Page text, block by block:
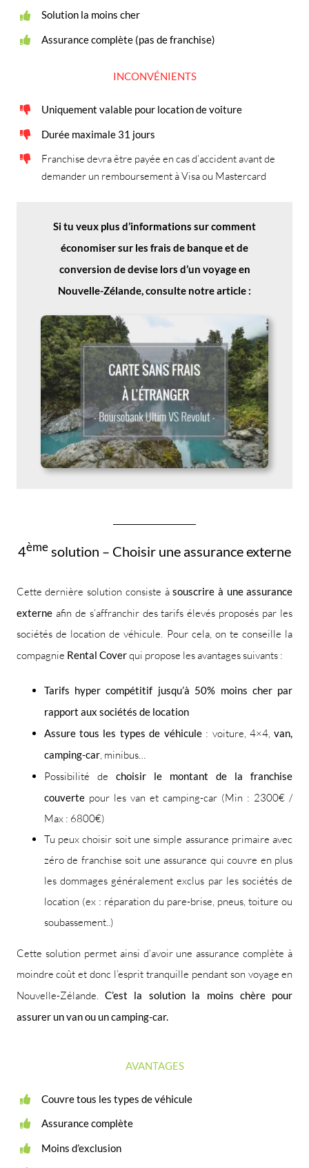
Solution la moins cher
Assurance complète (pas de franchise)
INCONVÉNIENTS
Uniquement valable pour location de voiture
Durée maximale 31 jours
Franchise devra être payée en cas d’accident avant de
demander un remboursement à Visa ou Mastercard
Si tu veux plus d’informations sur comment
économiser sur les frais de banque et de
conversion de devise lors d’un voyage en
Nouvelle-Zélande, consulte notre article :
4ème solution – Choisir une assurance externe
Cette dernière solution consiste àsouscrire à une assurance
externeafin de s’affranchir des tarifs élevés proposés par les
sociétés de location de véhicule. Pour cela, on te conseille la
compagnie Rental Coverqui propose les avantages suivants :
Tarifs hyper compétitif jusqu’à 50% moins cher par
rapport aux sociétés de location
Assure tous les types de véhicule: voiture, 4×4,van,
camping-car, minibus…
Possibilité de choisir le montant de la franchise
couvertepour les van et camping-car (Min : 2300€ /
Max : 6800€)
Tu peux choisir soit une simple assurance primaire avec
zéro de franchise soit une assurance qui couvre en plus
les dommages généralement exclus par les sociétés de
location (ex : réparation du pare-brise, pneus, toiture ou
soubassement..)
Cette solution permet ainsi d’avoir une assurance complète à
moindre coût et donc l’esprit tranquille pendant son voyage en
Nouvelle-Zélande.C’est la solution la moins chère pour
assurer un van ou un camping-car.
AVANTAGES
Couvre tous les types de véhicule
Assurance complète
Moins d’exclusion